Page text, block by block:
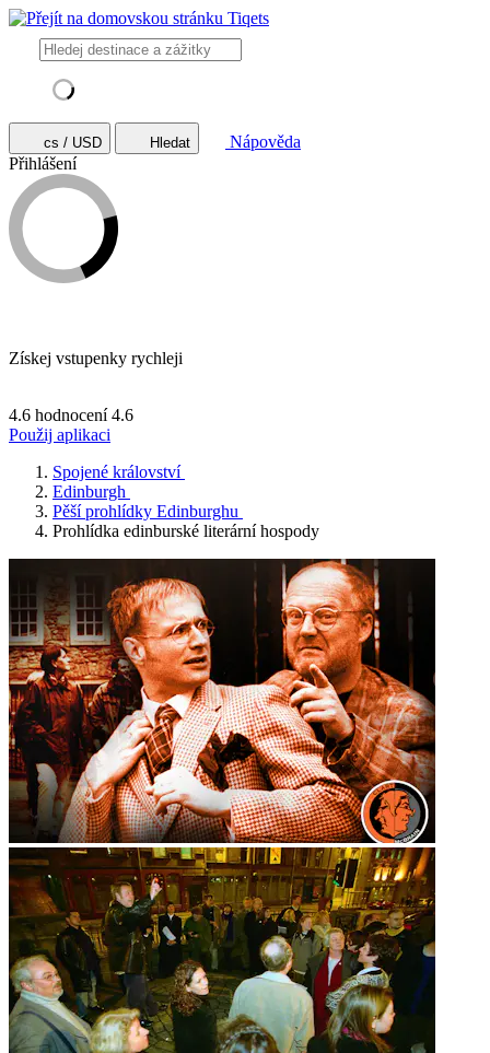
cs / USD Hledat
Nápověda
Přihlášení
Získej vstupenky rychleji
4.6 hodnocení 4.6
Použij aplikaci
Spojené království
Edinburgh
Pěší prohlídky Edinburghu
Prohlídka edinburské literární hospody